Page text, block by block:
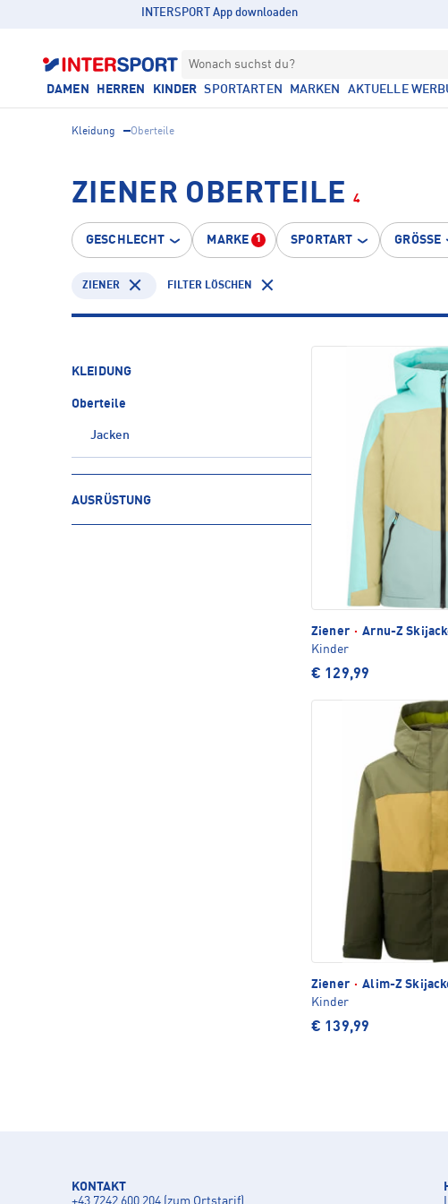
INTERSPORT App downloaden
Wonach suchst du?
DAMEN HERREN KINDER SPORTARTEN MARKEN AKTUELLE
Kleidung Oberteile
ZIENER OBERTEILE 4
GESCHLECHT MARKE 1 SPORTART GRÖSSE
ZIENER FILTER LÖSCHEN
KLEIDUNG
Oberteile
Jacken
AUSRÜSTUNG
Ziener · Arnu-Z
Kinder
€ 129,99
Ziener · Alim-Z
Kinder
€ 139,99
KONTAKT